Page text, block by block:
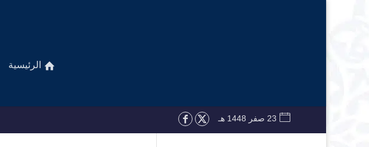
الرئيسية
23 صفر 1448 هـ